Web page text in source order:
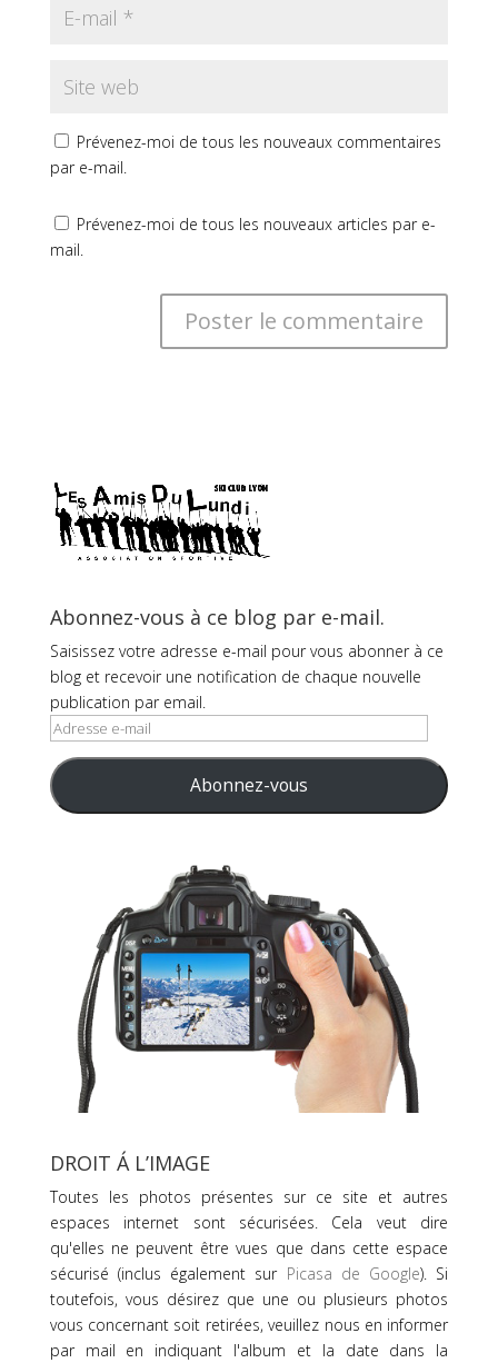
Prévenez-moi de tous les nouveaux commentaires
par e-mail.
Prévenez-moi de tous les nouveaux articles par e-
mail.
Abonnez-vous à ce blog par e-mail.
Saisissez votre adresse e-mail pour vous abonner à ce
blog et recevoir une notification de chaque nouvelle
publication par email.
Adresse
mail
Abonnez-vous
DROIT Á L’IMAGE
Toutes les photos présentes sur ce site et autres
espaces internet sont sécurisées. Cela veut dire
qu'elles ne peuvent être vues que dans cette espace
sécurisé (inclus également sur Picasa de Google). Si
toutefois, vous désirez que une ou plusieurs photos
vous concernant soit retirées, veuillez nous en informer
par mail en indiquant l'album et la date dans la